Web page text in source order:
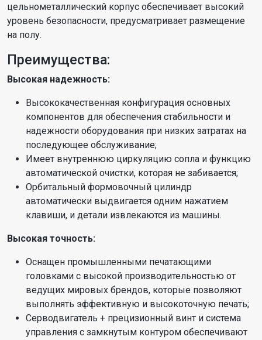
цельнометаллический корпус обеспечивает высокий
уровень безопасности, предусматривает размещение
на полу.
Преимущества:
Высокая надежность:
Высококачественная конфигурация основных
компонентов для обеспечения стабильности и
надежности оборудования при низких затратах на
последующее обслуживание;
Имеет внутреннюю циркуляцию сопла и функцию
автоматической очистки, которая не забивается;
Орбитальный формовочный цилиндр
автоматически выдвигается одним нажатием
клавиши, и детали извлекаются из машины.
Высокая точность:
Оснащен промышленными печатающими
головками с высокой производительностью от
ведущих мировых брендов, которые позволяют
выполнять эффективную и высокоточную печать;
Серводвигатель + прецизионный винт и система
управления с замкнутым контуром обеспечивают